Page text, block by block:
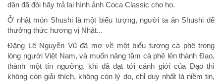
dân đã đòi hãy trả lại hình ảnh Coca Classic cho họ.
Ở nhật món Shushi là một biểu tượng, người ta ăn Shushi để
thưởng thức hương vị Nhật...
Đặng Lê Nguyễn Vũ đã mơ về một biểu tượng cà phê trong
lòng người Việt Nam, và muốn nâng tầm cà phê lên thành Đạo,
thành một tín ngưỡng, khi đã đạt tới cảnh giới của Đạo thì
không còn giải thích, không còn lý do, chỉ duy nhất là niềm tin,